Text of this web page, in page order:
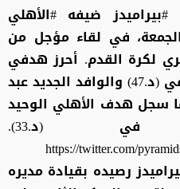
ضيفه #الأهلي
بالفوز عليه 2-1، الجمعة، في لقاء مؤجل من
لكرة القدم. أحرز هدفي
الفائز كل من محمد فاروق في (د.47) والوافد الجديد عبد
في (د.57)، بينما سجل هدف الأهلي الوحيد
وليد أزارو في (د.33).
https://twitter.com/
رصيده بقيادة مديره